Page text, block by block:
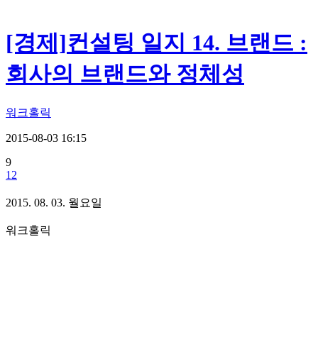
[경제]컨설팅 일지 14. 브랜드 :
회사의 브랜드와 정체성
워크홀릭
2015-08-03 16:15
9
12
2015. 08. 03. 월요일
워크홀릭